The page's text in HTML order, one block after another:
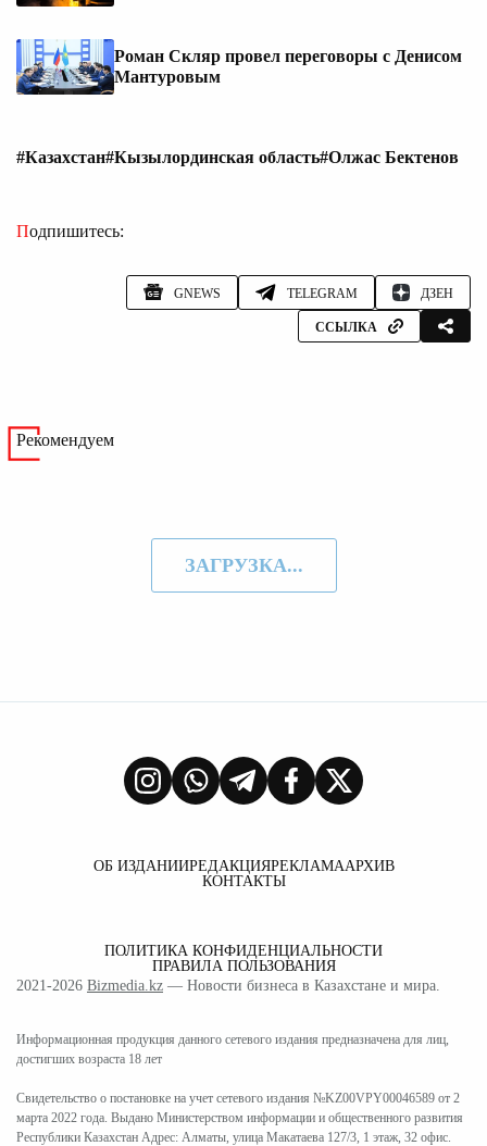
Роман Скляр провел переговоры с Денисом
Мантуровым
#Казахстан#Кызылординская область#Олжас Бектенов
Подпишитесь:
GNEWS TELEGRAM ДЗЕН
ССЫЛКА
Рекомендуем
ЗАГРУЗКА...
ОБ ИЗДАНИИРЕДАКЦИЯРЕКЛАМААРХИВ
КОНТАКТЫ
ПОЛИТИКА КОНФИДЕНЦИАЛЬНОСТИ
ПРАВИЛА ПОЛЬЗОВАНИЯ
2021-2026 Bizmedia.kz — Новости бизнеса в Казахстане и мира.
Информационная продукция данного сетевого издания предназначена для лиц,
достигших возраста 18 лет
Свидетельство о постановке на учет сетевого издания №KZ00VPY00046589 от 2
марта 2022 года. Выдано Министерством информации и общественного развития
Республики Казахстан Адрес: Алматы, улица Макатаева 127/3, 1 этаж, 32 офис.